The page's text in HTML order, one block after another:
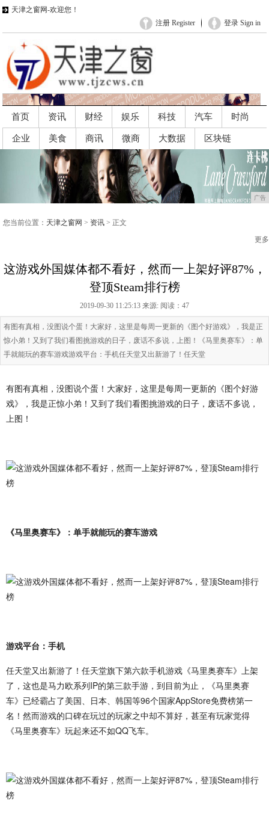
天津之窗网-欢迎您！
登录 Sign in
注册 Register
首页 资讯 财经 娱乐 科技 汽车 时尚
企业 美食 商讯 微商 大数据 区块链
广告
您当前位置： 天津之窗网 > 资讯 > 正文
更多
这游戏外国媒体都不看好，然而一上架好评87%，
登顶Steam排行榜
2019-09-30 11:25:13 来源: 阅读：47
有图有真相，没图说个蛋！大家好，这里是每周一更新的《图个好游戏》，我是正
惊小弟！又到了我们看图挑游戏的日子，废话不多说，上图！《马里奥赛车》：单
手就能玩的赛车游戏游戏平台：手机任天堂又出新游了！任天堂
有图有真相，没图说个蛋！大家好，这里是每周一更新的《图个好游
戏》，我是正惊小弟！又到了我们看图挑游戏的日子，废话不多说，
上图！
《马里奥赛车》：单手就能玩的赛车游戏
游戏平台：手机
任天堂又出新游了！任天堂旗下第六款手机游戏《马里奥赛车》上架
了，这也是马力欧系列IP的第三款手游，到目前为止，《马里奥赛
车》已经霸占了美国、日本、韩国等96个国家AppStore免费榜第一
名！然而游戏的口碑在玩过的玩家之中却不算好，甚至有玩家觉得
《马里奥赛车》玩起来还不如QQ飞车。